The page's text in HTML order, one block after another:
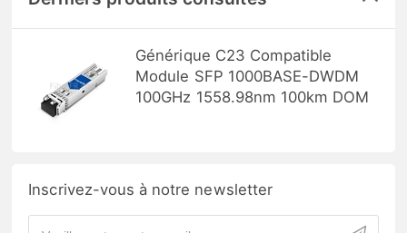
Générique C23 Compatible
Module SFP 1000BASE-DWDM
100GHz 1558.98nm 100km DOM
Inscrivez-vous à notre newsletter